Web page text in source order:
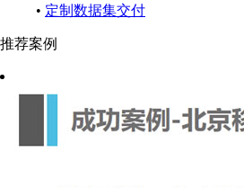
• 定制数据集交付
推荐案例